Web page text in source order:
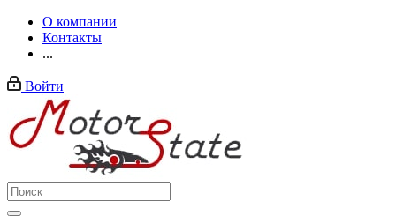
О компании
Контакты
...
Войти